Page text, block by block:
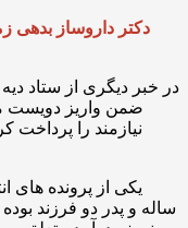
دکتر داروساز بدهی
در خبر دیگری از ستاد
ضمن واریز دویست
نیازمند را پرداخت
ساله و پدر دو فرزند